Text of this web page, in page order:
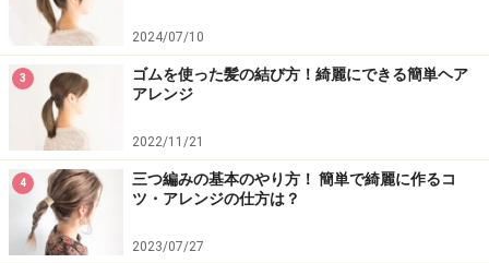
2024/07/10
3
ゴムを使った髪の結び方！綺麗にできる簡単ヘア
アレンジ
2022/11/21
4
三つ編みの基本のやり方！ 簡単で綺麗に作るコ
ツ・アレンジの仕方は？
2023/07/27